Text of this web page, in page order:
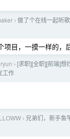
› 做了个在线一起听
项目，一摸一样的，
› [求职][全职][前端]想
工作
› 兄弟们，新手鱼